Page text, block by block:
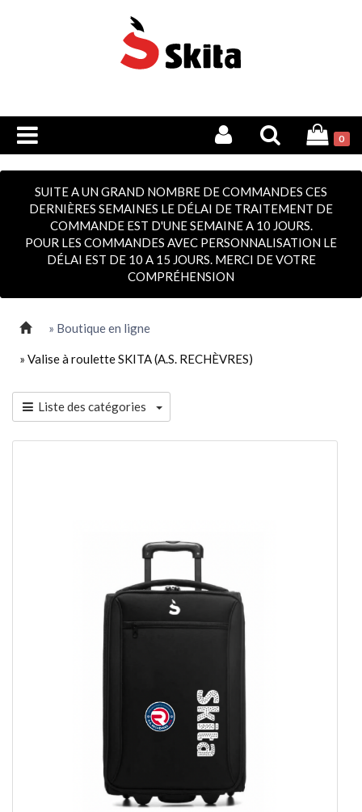
0
SUITE A UN GRAND NOMBRE DE COMMANDES CES
DERNIÈRES SEMAINES LE DÉLAI DE TRAITEMENT DE
COMMANDE EST D'UNE SEMAINE A 10 JOURS.
POUR LES COMMANDES AVEC PERSONNALISATION LE
DÉLAI EST DE 10 A 15 JOURS. MERCI DE VOTRE
COMPRÉHENSION
» Boutique en ligne
» Valise à roulette SKITA (A.S. RECHÈVRES)
Liste des catégories